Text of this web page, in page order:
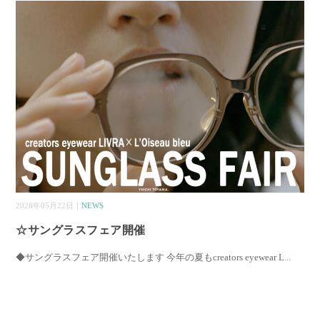
2026年05月22日｜NEWS
☆サングラスフェア開催
◆サングラスフェア開催いたします 今年の夏もcreators eyewear L